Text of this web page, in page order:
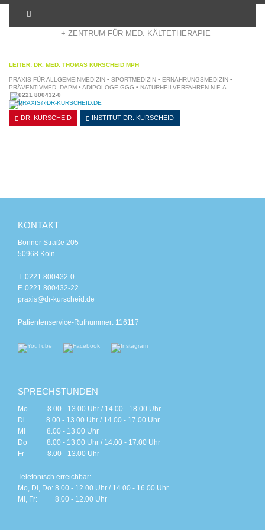
+ ZENTRUM FÜR MED. KÄLTETHERAPIE
LEITER: DR. MED. THOMAS KURSCHEID MPH
PRAXIS FÜR ALLGEMEINMEDIZIN • SPORTMEDIZIN • ERNÄHRUNGSMEDIZIN •
PRÄVENTIVMED. DAPM • ADIPOLOGE GGG • NATURHEILVERFAHREN N.E.A.
0221 800432-0
PRAXIS@DR-KURSCHEID.DE
DR. KURSCHEID INSTITUT DR. KURSCHEID
KONTAKT
Bonner Straße 205
50968 Köln
T. 0221 800432-0
F. 0221 800432-22
praxis@dr-kurscheid.de
Patientenservice-Rufnummer: 116117
SPRECHSTUNDEN
Mo 8.00 - 13.00 Uhr / 14.00 - 18.00 Uhr
Di 8.00 - 13.00 Uhr / 14.00 - 17.00 Uhr
Mi 8.00 - 13.00 Uhr
Do 8.00 - 13.00 Uhr / 14.00 - 17.00 Uhr
Fr 8.00 - 13.00 Uhr
Telefonisch erreichbar:
Mo, Di, Do: 8.00 - 12.00 Uhr / 14.00 - 16.00 Uhr
Mi, Fr: 8.00 - 12.00 Uhr